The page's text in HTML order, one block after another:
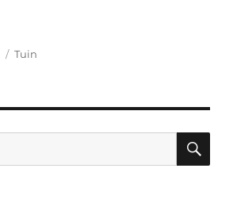
Categorieën
Tuin